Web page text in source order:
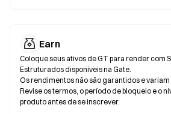
Earn
Coloque seus ativos de GT para render com
Estruturados disponíveis na Gate.
Os rendimentos não são garantidos e
Revise os termos, o período de bloqueio e o
produto antes de se inscrever.